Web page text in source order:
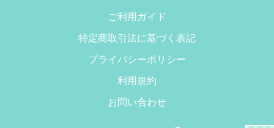
ご利用ガイド
特定商取引法に基づく表記
プライバシーポリシー
利用規約
お問い合わせ